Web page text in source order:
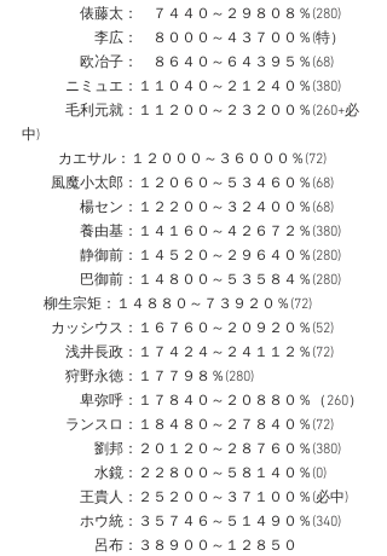
俵藤太：　７４４０～２９８０８％(280)
李広：　８０００～４３７００％(特）
欧冶子：　８６４０～６４３９５％(68)
ニミュエ：１１０４０～２１２４０％(380)
毛利元就：１１２００～２３２００％(260+必
中)
カエサル：１２０００～３６０００％(72)
風魔小太郎：１２０６０～５３４６０％(68)
楊セン：１２２００～３２４００％(68)
養由基：１４１６０～４２６７２％(380)
静御前：１４５２０～２９６４０％(280)
巴御前：１４８００～５３５８４％(280)
      柳生宗矩：１４８８０～７３９２０％(72)
カッシウス：１６７６０～２０９２０％(52)
浅井長政：１７４２４～２４１１２％(72)
狩野永徳：１７７９８％(280)
卑弥呼：１７８４０～２０８８０％（260）
ランスロ：１８４８０～２７８４０％(72)
劉邦：２０１２０～２８７６０％(380)
水鏡：２２８００～５８１４０％(0)
王貴人：２５２００～３７１００％(必中)
ホウ統：３５７４６～５１４９０％(340)
呂布：３８９００～１２８５０